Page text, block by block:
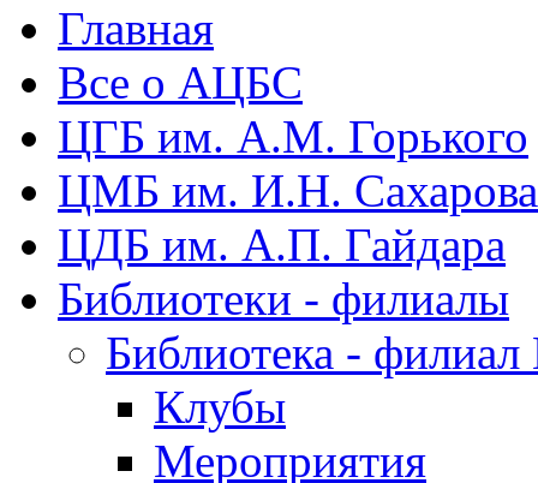
Главная
Все о АЦБС
ЦГБ им. А.М. Горького
ЦМБ им. И.Н. Сахарова
ЦДБ им. А.П. Гайдара
Библиотеки - филиалы
Библиотека -
Клубы
Мероприятия